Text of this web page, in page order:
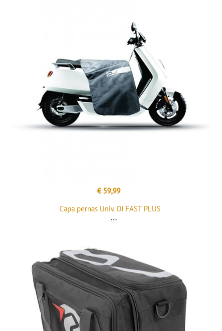
€ 59,99
Capa pernas Univ. OJ FAST PLUS